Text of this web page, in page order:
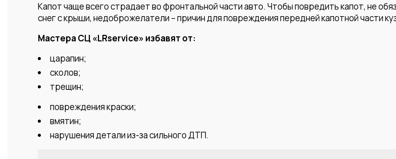
Капот чаще всего страдает во фронтальной части авто. Чтобы повредить капот, не
снег с крыши, недоброжелатели – причин для повреждения передней капотной части
Мастера СЦ «LRservice» избавят от:
царапин;
сколов;
трещин;
повреждения краски;
вмятин;
нарушения детали из-за сильного ДТП.